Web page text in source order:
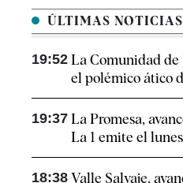
ÚLTIMAS NOTICIAS
19:52 La Comunidad
el polémico ático
19:37 La Promesa,
La 1 emite el
18:38 Valle Salvaje,